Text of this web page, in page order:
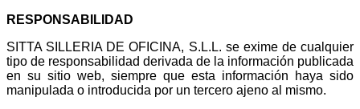
RESPONSABILIDAD
SITTA SILLERIA DE OFICINA, S.L.L. se exime de cualquier
tipo de responsabilidad derivada de la información publicada
en su sitio web, siempre que esta información haya sido
manipulada o introducida por un tercero ajeno al mismo.